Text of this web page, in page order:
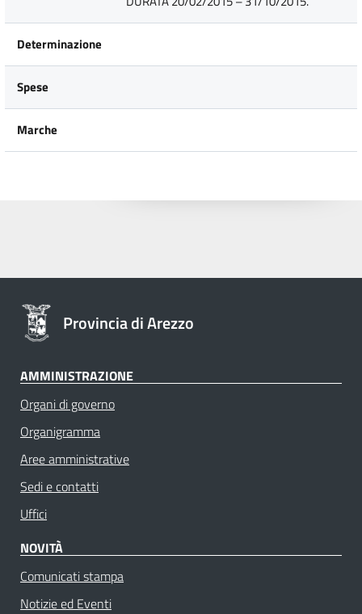
Determinazione
Spese
Marche
Provincia di Arezzo
AMMINISTRAZIONE
Organi di governo
Organigramma
Aree amministrative
Sedi e contatti
Uffici
NOVITÀ
Comunicati stampa
Notizie ed Eventi